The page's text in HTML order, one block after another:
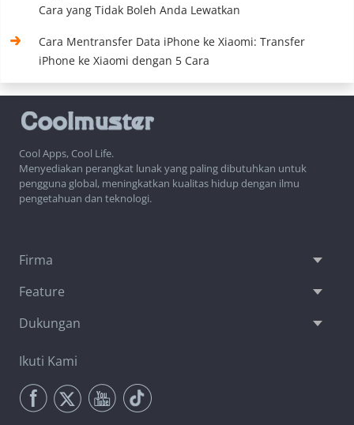
Cara yang Tidak Boleh Anda Lewatkan
Cara Mentransfer Data iPhone ke Xiaomi: Transfer
iPhone ke Xiaomi dengan 5 Cara
Cool Apps, Cool Life.
Menyediakan perangkat lunak yang paling dibutuhkan untuk
pengguna global, meningkatkan kualitas hidup dengan ilmu
pengetahuan dan teknologi.
Firma
Feature
Dukungan
Ikuti Kami